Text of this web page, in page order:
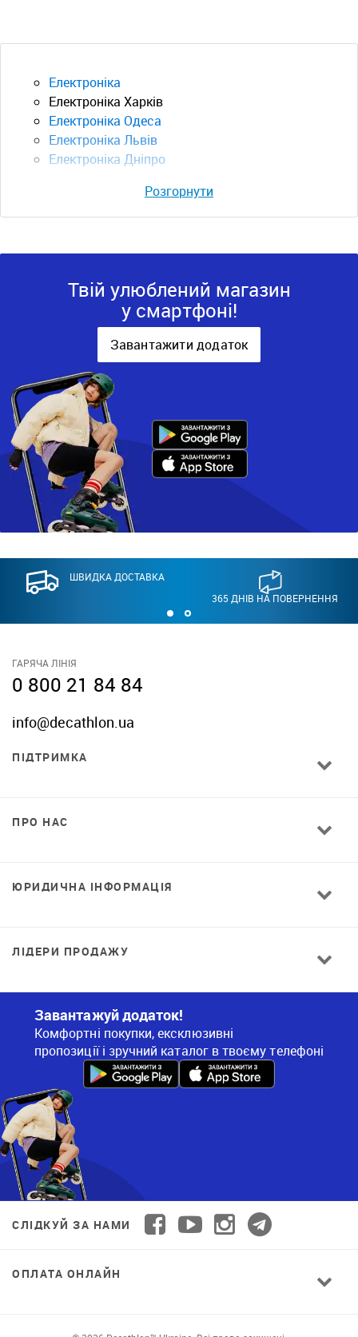
Електроніка
Електроніка Харків
Електроніка Одеса
Електроніка Львів
Електроніка Дніпро
Розгорнути
Твій улюблений магазин
у смартфоні!
Завантажити додаток
ШВИДКА ДОСТАВКА
365 ДНІВ НА ПОВЕРНЕННЯ
ГАРЯЧА ЛІНІЯ
0 800 21 84 84
info@decathlon.ua
ПІДТРИМКА
ПРО НАС
ЮРИДИЧНА ІНФОРМАЦІЯ
ЛІДЕРИ ПРОДАЖУ
Завантажуй додаток!
Комфортні покупки, ексклюзивні
пропозиції і зручний каталог в твоєму телефоні
СЛІДКУЙ ЗА НАМИ
ОПЛАТА ОНЛАЙН